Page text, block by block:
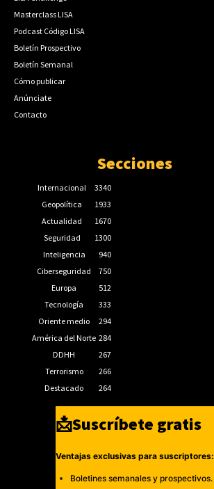
Masterclass LISA
Podcast Código LISA
Boletín Prospectivo
Boletín Semanal
Cómo publicar
Anúnciate
Contacto
Secciones
Internacional
3340
Geopolítica
1933
Actualidad
1670
Seguridad
1300
Inteligencia
940
Ciberseguridad
750
Europa
512
Tecnología
333
Oriente medio
294
América del Norte 284
DDHH
267
Terrorismo
266
Destacado
264
📩Suscríbete gratis
Ventajas exclusivas para suscriptores:
Boletines semanales y prospectivos.